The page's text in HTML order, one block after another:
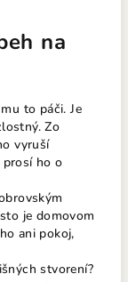
na
to páči. Je
Zo
vyruší
ho o
je domovom
ani pokoj,
stvorení?